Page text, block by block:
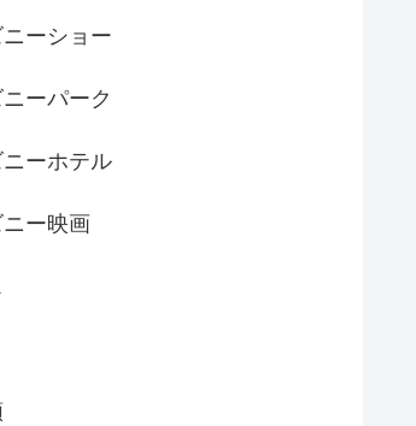
ーショー
ーパーク
ーホテル
ー映画